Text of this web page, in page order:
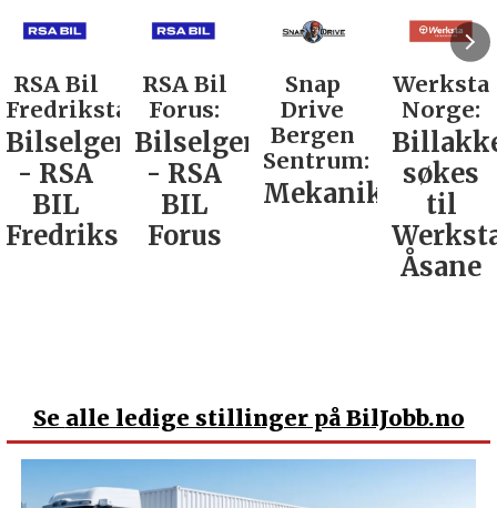
RSA Bil
Forus:
Bilselger
- RSA
BIL
Forus
Snap
Drive
Bergen
Sentrum:
Mekaniker
Werksta
Norge:
Billakkerer
søkes
til
Rodin &
Co AS:
Se alle ledige stillinger på BilJobb.no